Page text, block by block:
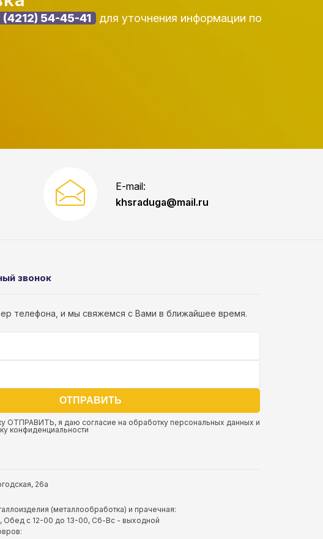
(4212) 54-45-41
для уточнения информации по
E-mail:
khsraduga@mail.ru
звонок
телефона, и мы свяжемся с Вами в ближайшее время.
ОТПРАВИТЬ
ОТПРАВИТЬ, я даю согласие на обработку персональных данных и
конфиденциальности
26а
(металлообработка) и прачечная:
Обед с 12-00 до 13-00, Сб-Вс - выходной